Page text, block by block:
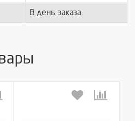
В день заказа